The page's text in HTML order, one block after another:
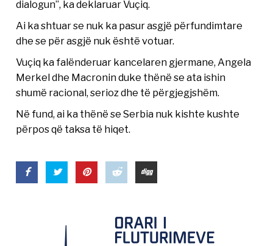
dialogun”, ka deklaruar Vuçiq.
Ai ka shtuar se nuk ka pasur asgjë përfundimtare
dhe se për asgjë nuk është votuar.
Vuçiq ka falënderuar kancelaren gjermane, Angela
Merkel dhe Macronin duke thënë se ata ishin
shumë racional, serioz dhe të përgjegjshëm.
Në fund, ai ka thënë se Serbia nuk kishte kushte
përpos që taksa të hiqet.